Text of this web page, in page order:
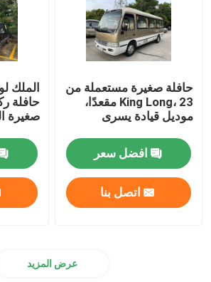
حافلة صغيرة مستعملة من
King Long، 23 مقعدًا،
موديل قيادة يسرى
افضل سعر
اتصل بنا
حافلة
صغيرة
عرض المزيد